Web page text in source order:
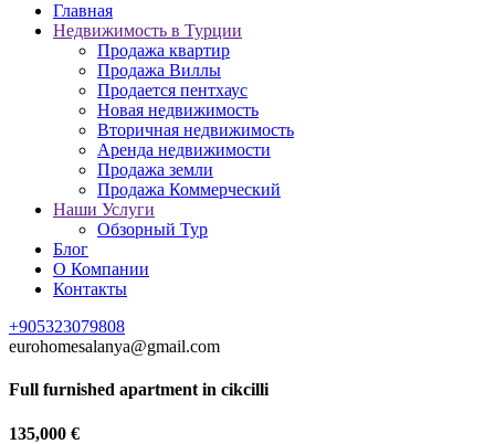
Главная
Недвижимость в Турции
Продажа квартир
Продажа Виллы
Продается пентхаус
Новая недвижимость
Вторичная недвижимость
Аренда недвижимости
Продажа земли
Продажа Коммерческий
Наши Услуги
Обзорный Тур
Блог
О Компании
Контакты
+905323079808
eurohomesalanya@gmail.com
Full furnished apartment in cikcilli
135,000 €